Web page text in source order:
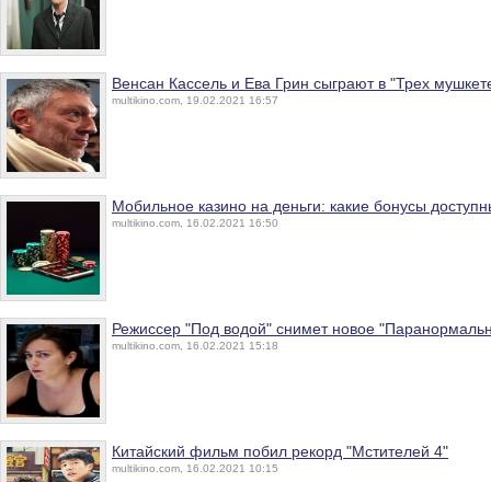
Венсан Кассель и Ева Грин сыграют в "Трех
multikino.com, 19.02.2021 16:57
Мобильное казино на деньги: какие бонусы
multikino.com, 16.02.2021 16:50
Режиссер "Под водой" снимет новое
multikino.com, 16.02.2021 15:18
Китайский фильм побил рекорд "Мстителей 4"
multikino.com, 16.02.2021 10:15